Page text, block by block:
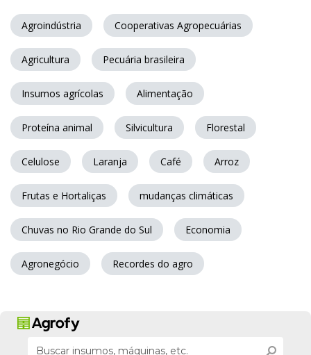
Agroindústria Cooperativas Agropecuárias
Agricultura Pecuária brasileira
Insumos agrícolas Alimentação
Proteína animal Silvicultura Florestal
Celulose Laranja Café Arroz
Frutas e Hortaliças mudanças climáticas
Chuvas no Rio Grande do Sul Economia
Agronegócio Recordes do agro